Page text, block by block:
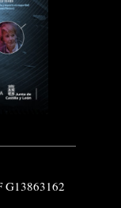
G13863162